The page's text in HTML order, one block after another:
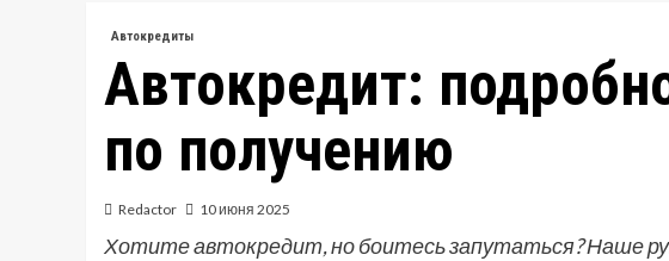
Автокредиты
Автокредит:
по получению
Redactor 10 июня 2025
Хотите автокредит, но боитесь запутаться? Наше